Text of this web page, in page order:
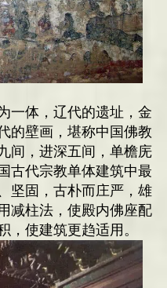
一体，辽代的遗址，金
的壁画，堪称中国佛教
间，进深五间，单檐庑
古代宗教单体建筑中最
坚固，古朴而庄严，雄
减柱法，使殿内佛座配
，使建筑更趋适用。